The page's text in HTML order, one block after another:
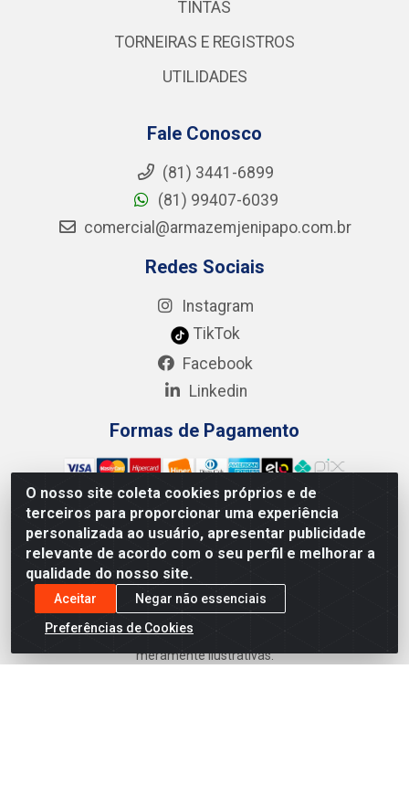
O nosso site coleta cookies próprios e de
terceiros para proporcionar uma experiência
personalizada ao usuário, apresentar publicidade
relevante de acordo com o seu perfil e melhorar a
qualidade do nosso site.
Aceitar
Negar não essenciais
Preferências de Cookies
TINTAS
TORNEIRAS E REGISTROS
UTILIDADES
Fale Conosco
(81) 3441-6899
(81) 99407-6039
comercial@armazemjenipapo.com.br
Redes Sociais
Instagram
TikTok
Facebook
Linkedin
Formas de Pagamento
Preços, promoções, condições de pagamento e frete são
válidos para compras realizadas exclusivamente pelo site.
Caso haja divergência de preço de um produto, será válido o
preço que for exibido no carrinho de compras do site no
momento do pagamento. As vendas estão sujeitas a análise
e disponibilidade do estoque. Imagens de produtos
meramente ilustrativas.